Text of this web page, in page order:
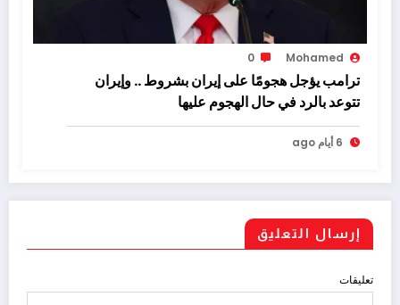
Mohamed
0
ترامب يؤجل هجومًا على إيران بشروط .. وإيران
تتوعد بالرد في حال الهجوم عليها
6 أيام ago
إرسال التعليق
تعليقات